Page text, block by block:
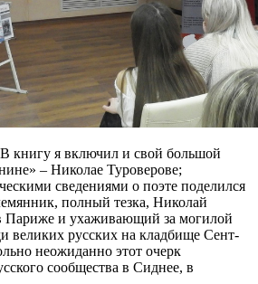
книгу я включил и свой большой
– Николае Туроверове;
сведениями о поэте поделился
полный тезка, Николай
Париже и ухаживающий за могилой
великих русских на кладбище Сент-
неожиданно этот очерк
сообщества в Сиднее, в